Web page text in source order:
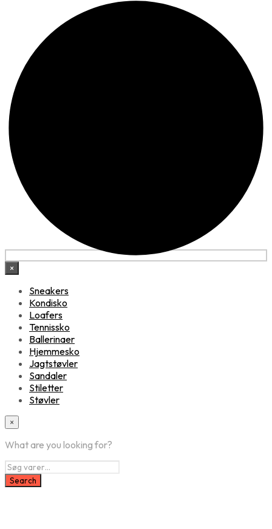
×
Sneakers
Kondisko
Loafers
Tennissko
Ballerinaer
Hjemmesko
Jagtstøvler
Sandaler
Stiletter
Støvler
×
What are you looking for?